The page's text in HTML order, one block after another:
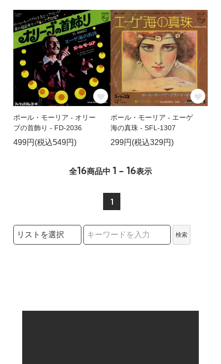
ポール・モーリア - オリー
ブの首飾り - FD-2036
499円(税込549円)
ポール・モーリア - エーゲ
海の真珠 - SFL-1307
299円(税込329円)
全16商品中 1 - 16表示
1
検索リストの選択
検索